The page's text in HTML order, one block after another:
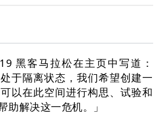
客马拉松在主页中写道：
于隔离状态，我们希望创建一
以在此空间进行构思、试验和
助解决这一危机。」